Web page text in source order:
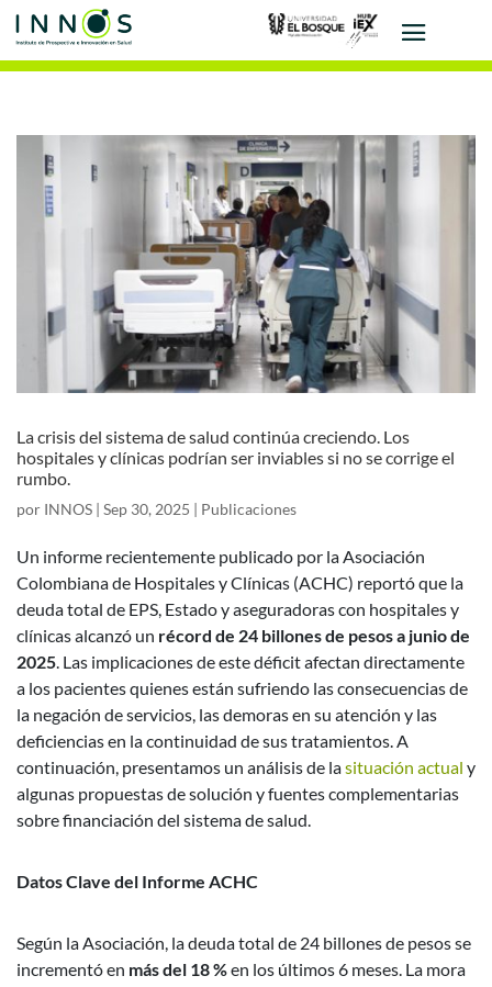
La crisis del sistema de salud continúa creciendo. Los
hospitales y clínicas podrían ser inviables si no se corrige el
rumbo.
por INNOS | Sep 30, 2025 | Publicaciones
Un informe recientemente publicado por la Asociación
Colombiana de Hospitales y Clínicas (ACHC) reportó que la
deuda total de EPS, Estado y aseguradoras con hospitales y
clínicas alcanzó un récord de 24 billones de pesos a junio de
2025. Las implicaciones de este déficit afectan directamente
a los pacientes quienes están sufriendo las consecuencias de
la negación de servicios, las demoras en su atención y las
deficiencias en la continuidad de sus tratamientos. A
continuación, presentamos un análisis de lasituación actual y
algunas propuestas de solución y fuentes complementarias
sobre financiación del sistema de salud.
Datos Clave del Informe ACHC
Según la Asociación, la deuda total de 24 billones de pesos se
incrementó en más del 18 %en los últimos 6 meses. La mora